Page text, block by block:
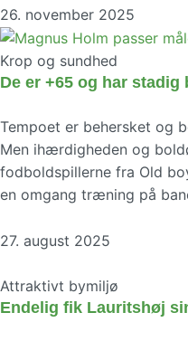
26. november 2025
Krop og sundhed
De er +65 og har stadig
Tempoet er behersket og
Men ihærdigheden og
fodboldspillerne fra Old
en omgang træning på
27. august 2025
Attraktivt bymiljø
Endelig fik Lauritshøj